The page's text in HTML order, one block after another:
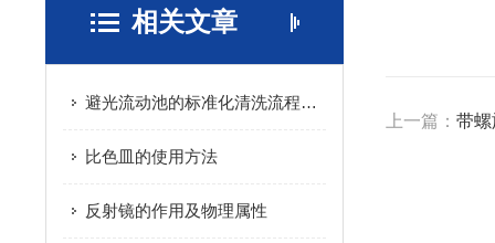
相关文章
避光流动池的标准化清洗流程分享
比色皿的使用方法
反射镜的作用及物理属性
上一篇：带